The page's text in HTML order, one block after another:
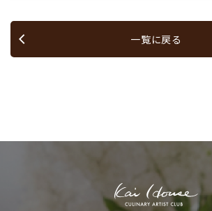
一覧に戻る